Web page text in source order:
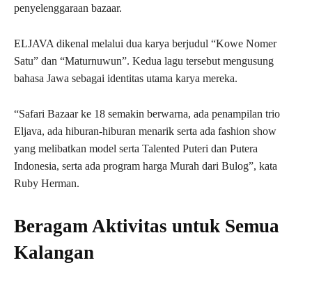
penyelenggaraan bazaar.
ELJAVA dikenal melalui dua karya berjudul “Kowe Nomer
Satu” dan “Maturnuwun”. Kedua lagu tersebut mengusung
bahasa Jawa sebagai identitas utama karya mereka.
“Safari Bazaar ke 18 semakin berwarna, ada penampilan trio
Eljava, ada hiburan-hiburan menarik serta ada fashion show
yang melibatkan model serta Talented Puteri dan Putera
Indonesia, serta ada program harga Murah dari Bulog”, kata
Ruby Herman.
Beragam Aktivitas untuk Semua
Kalangan